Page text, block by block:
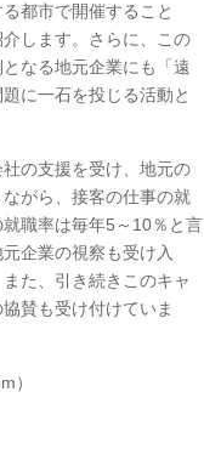
都市で開催すること
します。さらに、この
なる地元企業にも「遠
に一石を投じる活動と
の支援を受け、地元の
がら、接客の仕事の就
職率は毎年5～10％と言
企業の視察も受け入
た、引き続きこのキャ
賛も受け付けていま
）